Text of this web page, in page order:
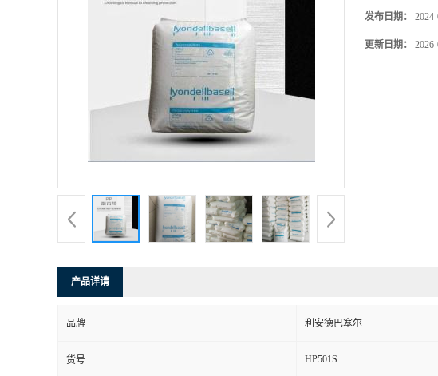
发布日期：
更新日期：
产品详请
品牌 利安德巴塞尔
货号 HP501S